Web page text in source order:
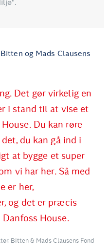
og Mads Clausens
Det gør virkelig en
i stand til at vise et
Du kan røre
du kan gå ind i
at bygge et super
vi har her. Så med
er her,
og det er præcis
House.
Bitten & Mads Clausens Fond